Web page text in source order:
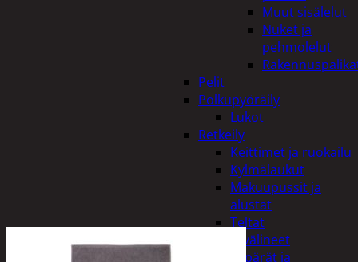
Muut sisälelut
Nuket ja
pehmolelut
Pelit
Polkupyöräily
Lukot
Retkeily
Keittimet ja ruokailu
Kylmälaukut
Makuupussit ja
alustat
Teltat
Urheiluvälineet
Kypärät ja